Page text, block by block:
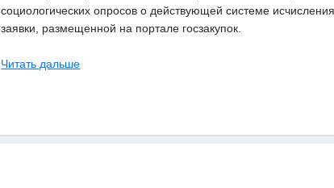
социологических опросов о действующей системе
заявки, размещенной на портале госзакупок.
Читать дальше